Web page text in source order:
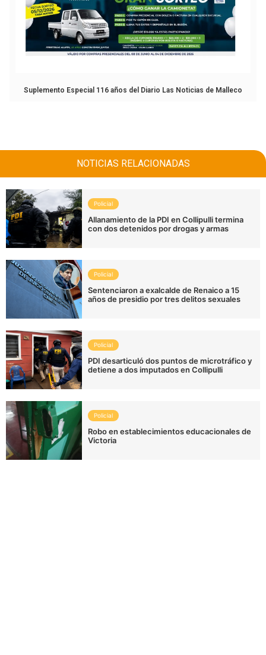
Suplemento Especial 116 años del Diario Las Noticias de Malleco
NOTICIAS RELACIONADAS
Policial
Allanamiento de la PDI en Collipulli termina
con dos detenidos por drogas y armas
Policial
Sentenciaron a exalcalde de Renaico a 15
años de presidio por tres delitos sexuales
Policial
PDI desarticuló dos puntos de microtráfico y
detiene a dos imputados en Collipulli
Policial
Robo en establecimientos educacionales de
Victoria